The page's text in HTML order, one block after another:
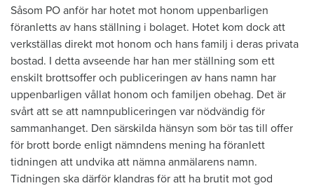
Såsom PO anför har hotet mot honom uppenbarligen
föranletts av hans ställning i bolaget. Hotet kom dock att
verkställas direkt mot honom och hans familj i deras privata
bostad. I detta avseende har han mer ställning som ett
enskilt brottsoffer och publiceringen av hans namn har
uppenbarligen vållat honom och familjen obehag. Det är
svårt att se att namnpubliceringen var nödvändig för
sammanhanget. Den särskilda hänsyn som bör tas till offer
för brott borde enligt nämndens mening ha föranlett
tidningen att undvika att nämna anmälarens namn.
Tidningen ska därför klandras för att ha brutit mot god